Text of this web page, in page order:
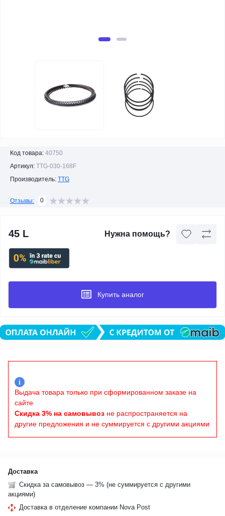
Код товара: 40750
Артикул: TTG-030-168F
Производитель: TTG
Отзывы: 0
45 L Нужна помощь?
Купить аналог
i
Выдача товара только при сформированном заказе на
сайте
Скидка 3% на самовывоз не распространяется на
другие предложения и не суммируется с другими акциями
Доставка
Скидка за самовывоз — 3% (не суммируется с другими
акциями)
Доставка в отделение компании Nova Post